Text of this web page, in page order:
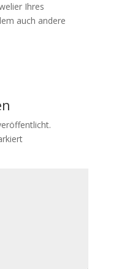
Ihres
auch andere